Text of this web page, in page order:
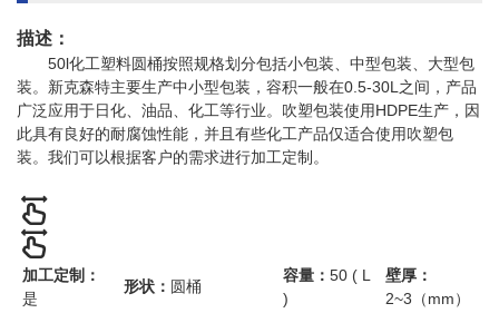
描述：
50l化工塑料圆桶按照规格划分包括小包装、中型包装、大型包
装。新克森特主要生产中小型包装，容积一般在0.5-30L之间，产品
广泛应用于日化、油品、化工等行业。吹塑包装使用HDPE生产，因
此具有良好的耐腐蚀性能，并且有些化工产品仅适合使用吹塑包
装。我们可以根据客户的需求进行加工定制。
加工定制：
是
形状： 圆桶
容量： 50 ( L
)
壁厚：
2~3（mm）